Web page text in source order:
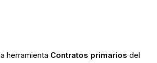
herramienta Contratos primarios del